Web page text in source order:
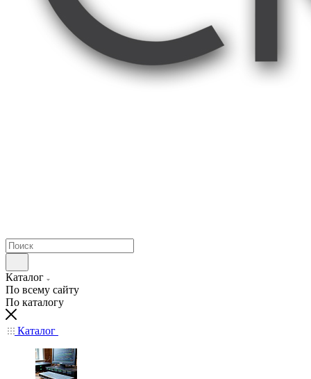
Каталог
По всему сайту
По каталогу
Каталог